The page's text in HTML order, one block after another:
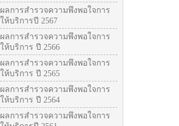
ผลการสำรวจความพึงพอใจการ
ให้บริการปี 2567
ผลการสำรวจความพึงพอใจการ
ให้บริการ ปี 2566
ผลการสำรวจความพึงพอใจการ
ให้บริการ ปี 2565
ผลการสำรวจความพึงพอใจการ
ให้บริการ ปี 2564
ผลการสำรวจความพึงพอใจการ